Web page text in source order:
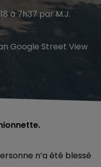
à 7h37 par M.J.
Google Street View
n’a été blessé